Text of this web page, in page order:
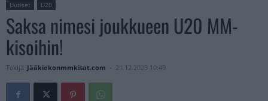
Uutiset U20
Saksa nimesi joukkueen U20 MM-
kisoihin!
Tekijä Jääkiekonmmkisat.com - 21.12.2023 10:49